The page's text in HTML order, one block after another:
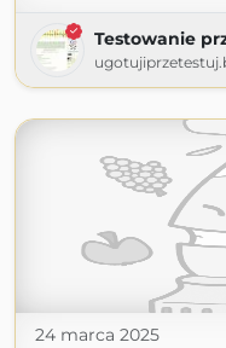
Testowanie
24 marca 2025